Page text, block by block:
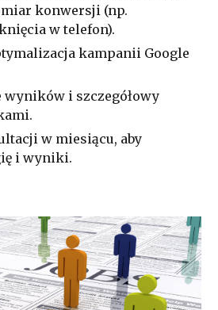
konwersji (np.
w telefon).
kampanii Google
i szczegółowy
w miesiącu, aby
i wyniki.